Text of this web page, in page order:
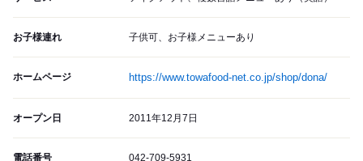
お子様連れ 子供可、お子様メニューあり
ホームページ https://www.towafood-net.co.jp/shop/dona/
オープン日 2011年12月7日
電話番号 042-709-5931